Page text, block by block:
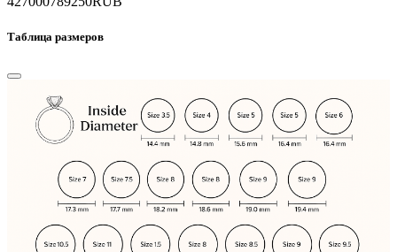
Таблица размеров